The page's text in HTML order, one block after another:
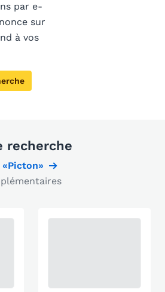
par e-
sur
à vos
recherche